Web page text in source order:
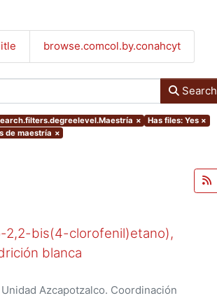
browse.comcol.by.conahcyt
Search
× Has files: Yes ×
de maestría ×
2,2-bis(4-clorofenil)etano),
blanca
Azcapotzalco. Coordinación